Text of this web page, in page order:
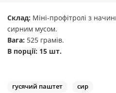
Склад: Міні-профітролі з
сирним мусом.
Вага: 525 грамів.
В порції: 15 шт.
гусячий паштет сир